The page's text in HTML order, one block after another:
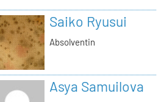
Saiko Ryusui
Absolventin
Asya Samuilova